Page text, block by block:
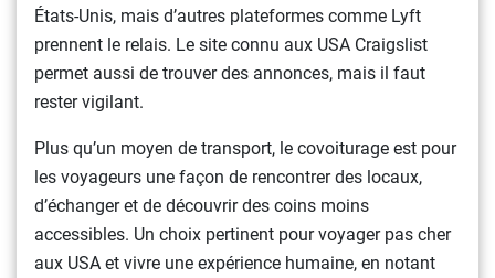
États-Unis, mais d’autres plateformes comme Lyft
prennent le relais. Le site connu aux USA Craigslist
permet aussi de trouver des annonces, mais il faut
rester vigilant.
Plus qu’un moyen de transport, le covoiturage est pour
les voyageurs une façon de rencontrer des locaux,
d’échanger et de découvrir des coins moins
accessibles. Un choix pertinent pour voyager pas cher
aux USA et vivre une expérience humaine, en notant